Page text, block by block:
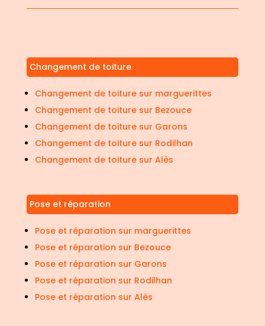
Changement de toiture
Changement de toiture sur marguerittes
Changement de toiture sur Bezouce
Changement de toiture sur Garons
Changement de toiture sur Rodilhan
Changement de toiture sur Alès
Pose et réparation
Pose et réparation sur marguerittes
Pose et réparation sur Bezouce
Pose et réparation sur Garons
Pose et réparation sur Rodilhan
Pose et réparation sur Alès